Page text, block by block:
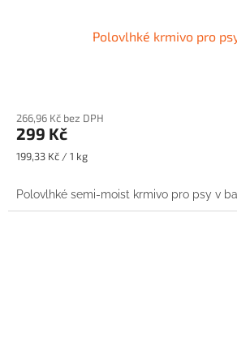
Polovlhké krmivo pro
266,96 Kč bez DPH
299 Kč
Měrná
199,33 Kč / 1 kg
Polovlhké semi-moist krmivo pro psy v